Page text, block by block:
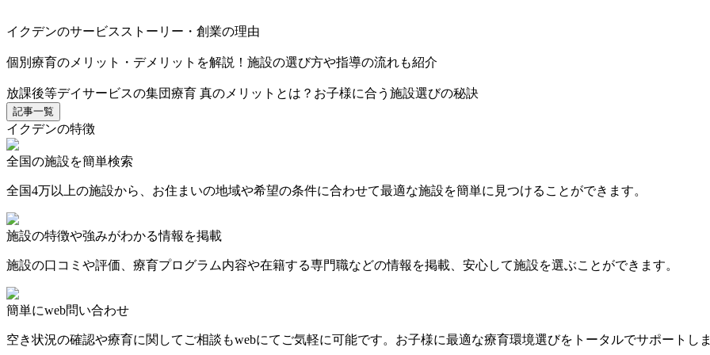
イクデンのサービスストーリー・創業の理由
個別療育のメリット・デメリットを解説！施設の選び方や指導の流れも紹介
放課後等デイサービスの集団療育 真のメリットとは？お子様に合う施設選びの秘訣
記事一覧
イクデンの特徴
全国の施設を簡単検索
全国4万以上の施設から、お住まいの地域や希望の条件に合わせて最適な施設を簡単に見つけることができます。
施設の特徴や強みがわかる情報を掲載
施設の口コミや評価、療育プログラム内容や在籍する専門職などの情報を掲載、安心して施設を選ぶことができます。
簡単にweb問い合わせ
空き状況の確認や療育に関してご相談もwebにてご気軽に可能です。お子様に最適な療育環境選びをトータルでサポートし